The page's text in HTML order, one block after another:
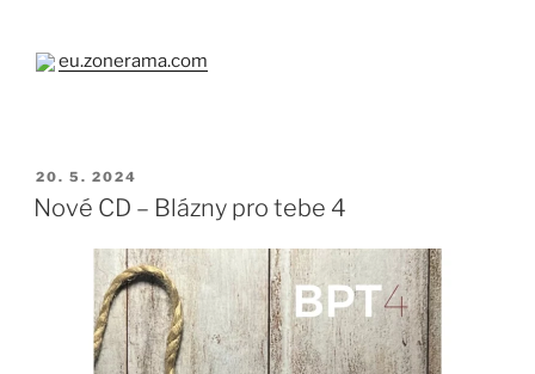
eu.zonerama.com
PUBLIKOVÁNO
20. 5. 2024
Nové CD – Blázny pro tebe 4